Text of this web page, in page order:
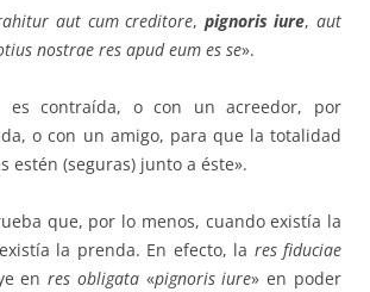
aut cum creditore, pignoris iure, aut
nostrae res apud eum es se».
es contraída, o con un acreedor, por
o con un amigo, para que la totalidad
estén (seguras) junto a éste».
que, por lo menos, cuando existía la
la prenda. En efecto, la res fiduciae
enres obligata«pignoris iure» en poder